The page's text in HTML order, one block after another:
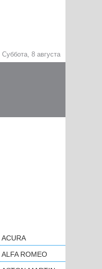
Суббота, 8 августа
ACURA
ALFA ROMEO